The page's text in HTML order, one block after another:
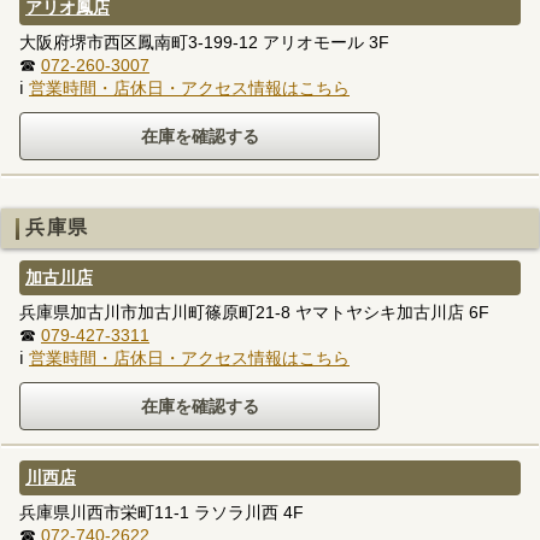
アリオ鳳店
大阪府堺市西区鳳南町3-199-12 アリオモール 3F
☎ 072-260-3007
ℹ 営業時間・店休日・アクセス情報はこちら
兵庫県
加古川店
兵庫県加古川市加古川町篠原町21-8 ヤマトヤシキ加古川店 6F
☎ 079-427-3311
ℹ 営業時間・店休日・アクセス情報はこちら
川西店
兵庫県川西市栄町11-1 ラソラ川西 4F
☎ 072-740-2622